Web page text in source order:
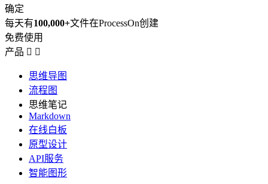
确定
每天有100,000+文件在ProcessOn创建
免费使用
产品  
思维导图
流程图
思维笔记
Markdown
在线白板
原型设计
API服务
智能图形